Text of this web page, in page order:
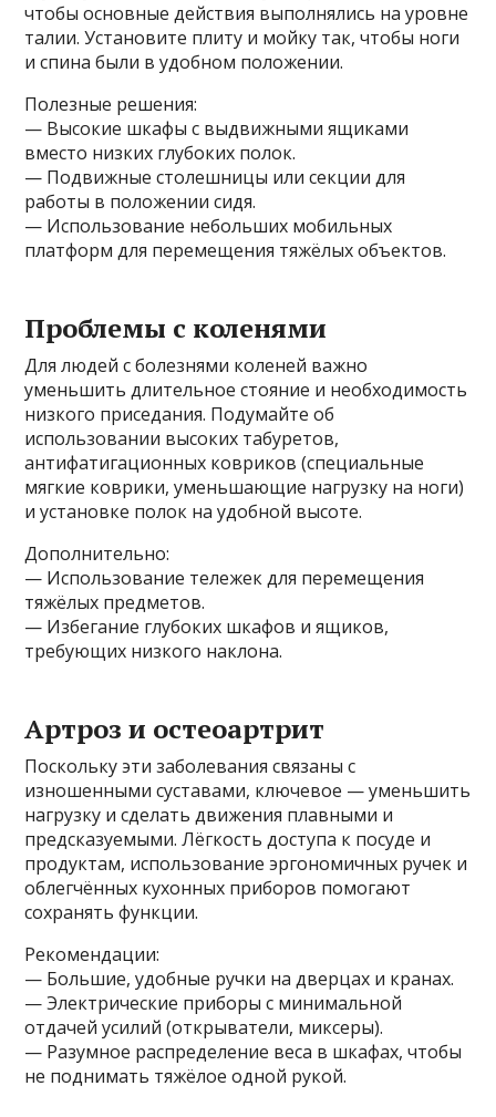
чтобы основные действия выполнялись на уровне
талии. Установите плиту и мойку так, чтобы ноги
и спина были в удобном положении.
Полезные решения:
— Высокие шкафы с выдвижными ящиками
вместо низких глубоких полок.
— Подвижные столешницы или секции для
работы в положении сидя.
— Использование небольших мобильных
платформ для перемещения тяжёлых объектов.
Проблемы с коленями
Для людей с болезнями коленей важно
уменьшить длительное стояние и необходимость
низкого приседания. Подумайте об
использовании высоких табуретов,
антифатигационных ковриков (специальные
мягкие коврики, уменьшающие нагрузку на ноги)
и установке полок на удобной высоте.
Дополнительно:
— Использование тележек для перемещения
тяжёлых предметов.
— Избегание глубоких шкафов и ящиков,
требующих низкого наклона.
Артроз и остеоартрит
Поскольку эти заболевания связаны с
изношенными суставами, ключевое — уменьшить
нагрузку и сделать движения плавными и
предсказуемыми. Лёгкость доступа к посуде и
продуктам, использование эргономичных ручек и
облегчённых кухонных приборов помогают
сохранять функции.
Рекомендации:
— Большие, удобные ручки на дверцах и кранах.
— Электрические приборы с минимальной
отдачей усилий (открыватели, миксеры).
— Разумное распределение веса в шкафах, чтобы
не поднимать тяжёлое одной рукой.